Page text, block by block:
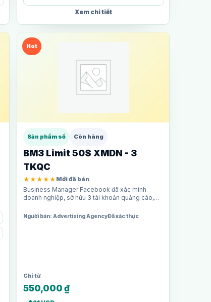
Xem chi tiết
Hot
Sản phẩm số Còn hàng
BM3 Limit 50$ XMDN - 3
TKQC
★★★★★ Mới đã bán
Business Manager Facebook đã xác minh
doanh nghiệp, sở hữu 3 tài khoản quảng cáo,
cho shop…
Người bán: Advertising AgencyĐã xác thực
550,000₫